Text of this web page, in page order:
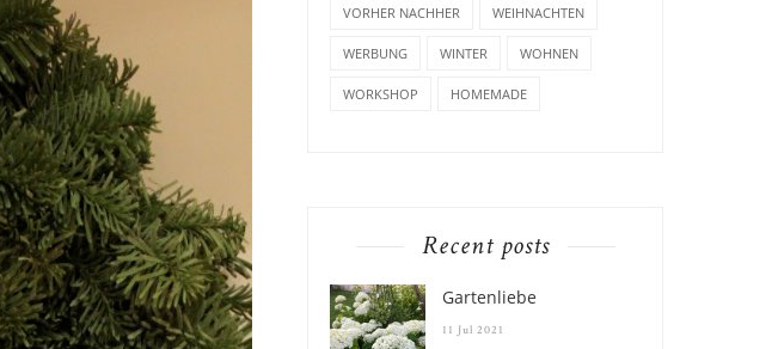
VORHER NACHHER WEIHNACHTEN
WERBUNG WINTER WOHNEN
WORKSHOP HOMEMADE
Recent posts
Gartenliebe
11 Jul 2021